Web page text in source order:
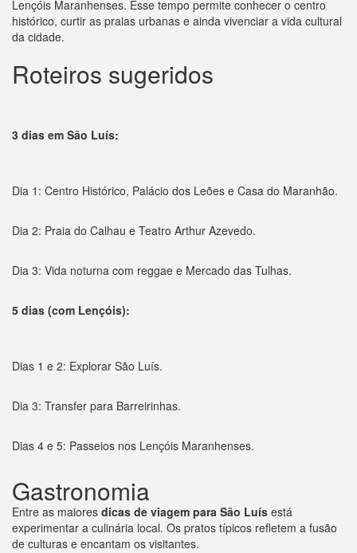
Lençóis Maranhenses. Esse tempo permite conhecer o centro
histórico, curtir as praias urbanas e ainda vivenciar a vida cultural
da cidade.
Roteiros sugeridos
3 dias em São Luís:
Dia 1: Centro Histórico, Palácio dos Leões e Casa do Maranhão.
Dia 2: Praia do Calhau e Teatro Arthur Azevedo.
Dia 3: Vida noturna com reggae e Mercado das Tulhas.
5 dias (com Lençóis):
Dias 1 e 2: Explorar São Luís.
Dia 3: Transfer para Barreirinhas.
Dias 4 e 5: Passeios nos Lençóis Maranhenses.
Gastronomia
Entre as maiores dicas de viagem para São Luís está
experimentar a culinária local. Os pratos típicos refletem a fusão
de culturas e encantam os visitantes.